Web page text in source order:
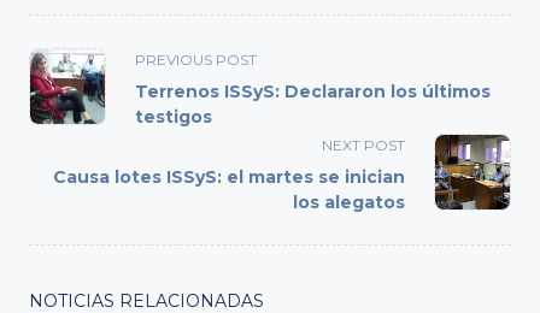
<span
class="nav-
subtitle
reader-
PREVIOUS POST
Terrenos ISSyS: Declararon los últimos
testigos
NEXT POST
Causa lotes ISSyS: el martes se inician
los alegatos
NOTICIAS RELACIONADAS